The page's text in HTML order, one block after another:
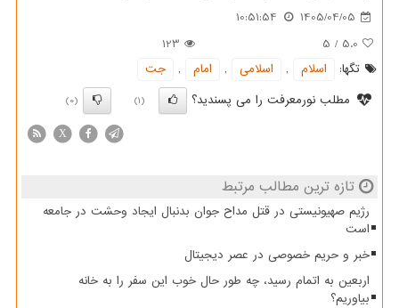
1405/04/05
10:51:54
5.0
/
5
123
تگها:
اسلام , اسلامی , امام ,
جت
مطلب نورمعرفت را می پسندید؟
(1)
(0)
X
تازه ترین مطالب مرتبط
رژیم صهیونیستی در قتل مداح جوان بدنبال ایجاد وحشت در جامعه
است
خبر و حریم خصوصی در عصر دیجیتال
اربعین به اتمام رسید، چه طور حال خوب این سفر را به خانه
بیاوریم؟